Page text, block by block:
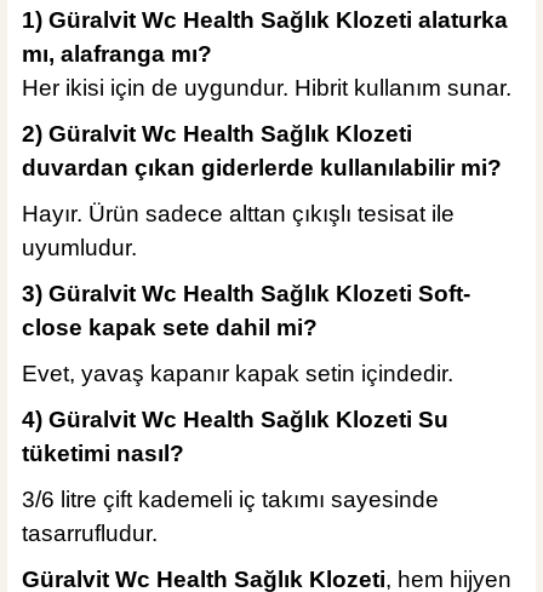
1) Güralvit Wc Health Sağlık Klozeti alaturka
mı, alafranga mı?
Her ikisi için de uygundur. Hibrit kullanım sunar.
2) Güralvit Wc Health Sağlık Klozeti
d uvardan çıkan giderlerde kullanılabilir mi?
Hayır. Ürün sadece alttan çıkışlı tesisat ile
uyumludur.
3) Güralvit Wc Health Sağlık Klozeti Soft-
close kapak sete dahil mi?
Evet, yavaş kapanır kapak setin içindedir.
4) Güralvit Wc Health Sağlık Klozeti Su
tüketimi nasıl?
3/6 litre çift kademeli iç takımı sayesinde
tasarrufludur.
Güralvit Wc Health Sağlık Klozeti, hem hijyen